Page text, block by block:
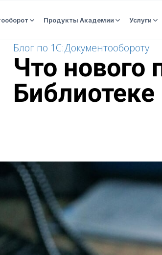
Продукты Академии Услуги
Блог по 1С:Документообороту
Что нового